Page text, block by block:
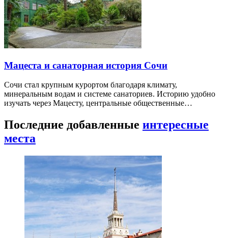
Мацеста и санаторная история Сочи
Сочи стал крупным курортом благодаря климату,
минеральным водам и системе санаториев. Историю удобно
изучать через Мацесту, центральные общественные…
Последние добавленные интересные
места